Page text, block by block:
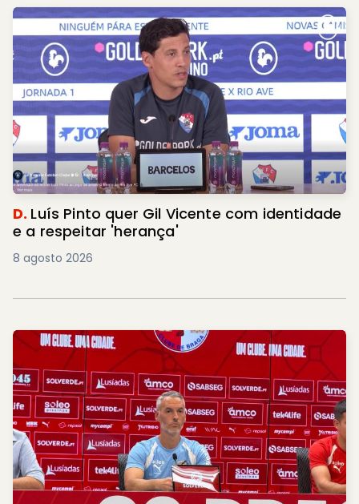
D. Luís Pinto quer Gil Vicente com identidade
e a respeitar 'herança'
8 agosto 2026